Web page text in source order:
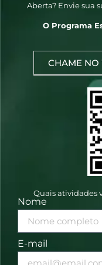
Aberta? Envie sua
O Programa
CHAME NO
Quais atividades
Nome
E-mail